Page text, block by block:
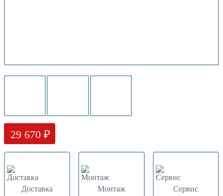
29 670 ₽
Доставка Монтаж Сервис